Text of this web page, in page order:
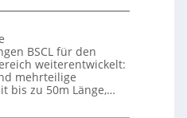
BSCL für den
weiterentwickelt:
mehrteilige
bis zu 50m Länge,…